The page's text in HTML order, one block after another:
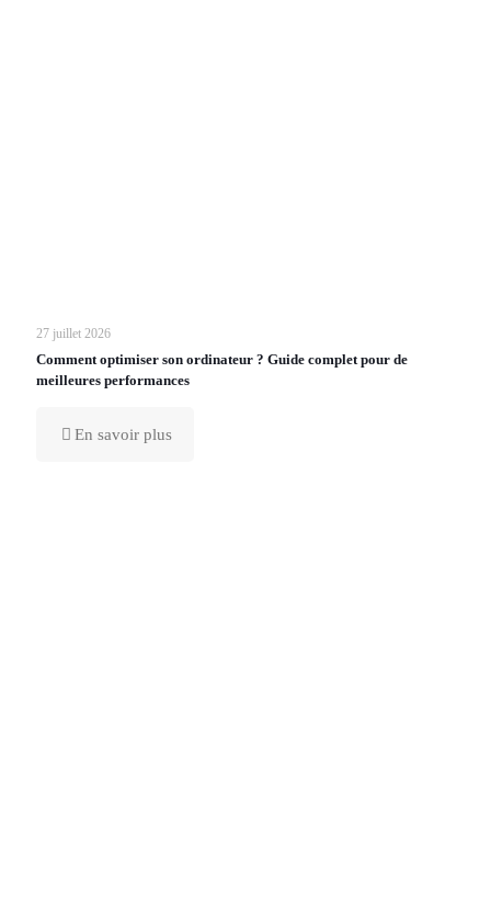
27 juillet 2026
Comment optimiser son ordinateur ? Guide complet pour de
meilleures performances
En savoir plus